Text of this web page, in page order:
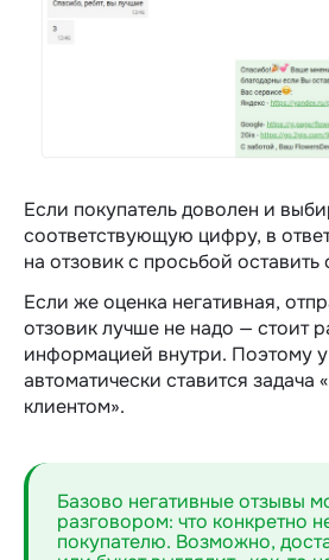
Если покупатель доволен и
соответствующую цифру, в
на отзовик с просьбой оставить
Если же оценка негативная,
отзовик лучше не надо — стоит
информацией внутри. Поэтому
автоматически ставится задача
клиентом».
Базово негативные отзывы
разговором: что конкретно
покупателю. Возможно,